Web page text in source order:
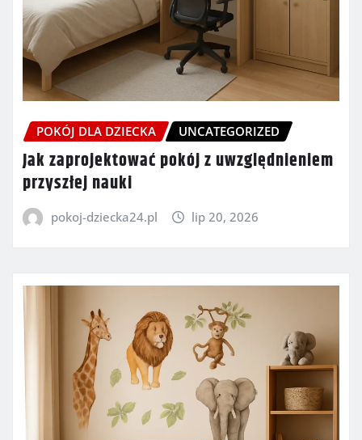
POKÓJ DLA DZIECKA UNCATEGORIZED
Jak zaprojektować pokój z uwzględnieniem
przyszłej nauki
pokoj-dziecka24.pl lip 20, 2026